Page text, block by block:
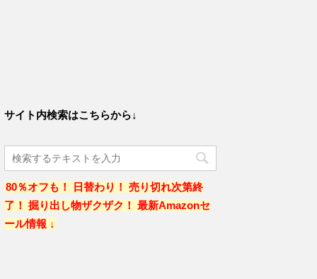
サイト内検索はこちらから↓
80％オフも！ 日替わり！ 売り切れ次第終
了！ 掘り出し物ザクザク！ 最新Amazonセ
ール情報 ↓